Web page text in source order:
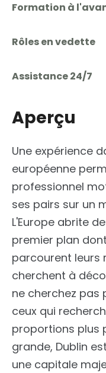
Formation à
Rôles en vedette
Assistance 24/7
Aperçu
Une expérience
européenne
professionnel
ses pairs sur un
L'Europe abrite
premier plan
parcourent leurs
cherchent à
ne cherchez pas
ceux qui
proportions plus
grande, Dublin
une capitale